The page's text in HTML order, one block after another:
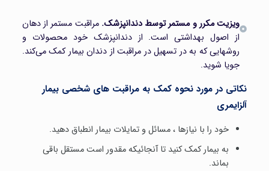
ویزیت مکرر و مستمر توسط دندانپزشک. مراقبت مستمر از دهان
از اصول بهداشتی است. از دندانپزشک خود محصولات و
روشهایی که به در تسهیل در مراقبت از دندان بیمار کمک می‌کند.
جویا شوید.
نکاتی در مورد نحوه کمک به مراقبت های شخصی بیمار
آلزایمری
خود را با نیازها ، مسائل و تمایلات بیمار انطباق دهید.
به بیمار کمک کنید تا آنجائیکه مقدور است مستقل باقی
بماند.